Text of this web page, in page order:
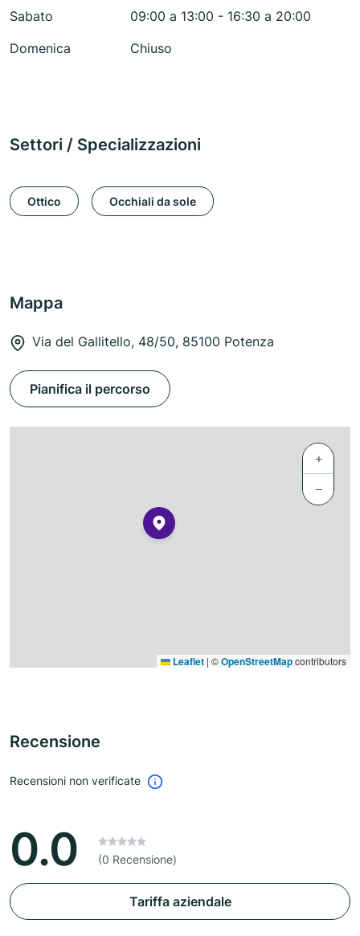
Sabato
09:00 a 13:00 - 16:30 a 20:00
Domenica
Chiuso
Settori / Specializzazioni
Ottico Occhiali da sole
Mappa
Via del Gallitello, 48/50, 85100 Potenza
Pianifica il percorso
+
−
Leaflet | ©OpenStreetMapcontributors
Recensione
Recensioni non verificate
0.0 (0 Recensione)
Tariffa aziendale